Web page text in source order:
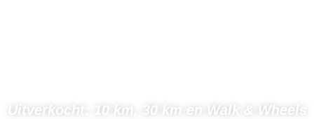
Uitverkocht: 10 km, 30 km en Walk & Wheels